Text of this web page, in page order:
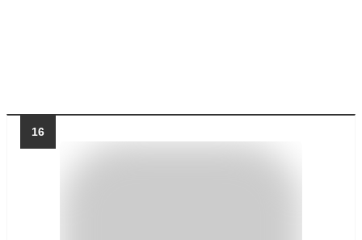
16